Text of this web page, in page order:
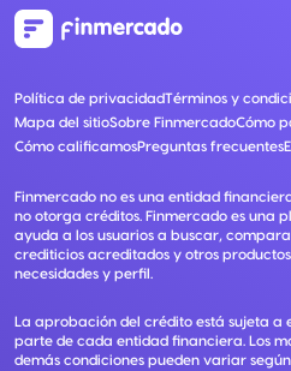
Política de privacidadTérminos y
Mapa del sitioSobre FinmercadoCómo
Cómo calificamosPreguntas frecuentes
Finmercado no es una entidad
no otorga créditos. Finmercado es una
ayuda a los usuarios a buscar,
crediticios acreditados y otros
necesidades y perfil.
La aprobación del crédito está sujeta
parte de cada entidad financiera. Los
demás condiciones pueden variar